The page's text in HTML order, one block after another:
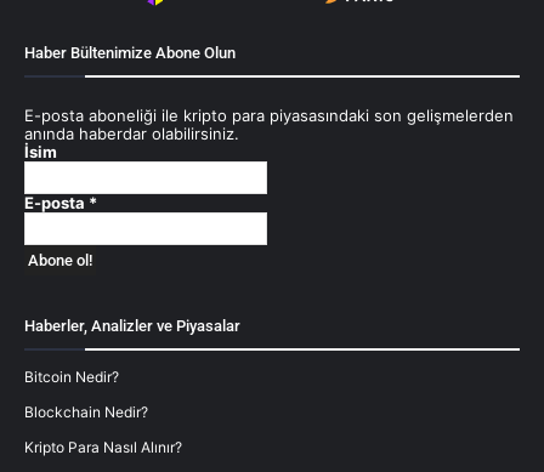
Haber Bültenimize Abone Olun
E-posta aboneliği ile kripto para piyasasındaki son gelişmelerden
anında haberdar olabilirsiniz.
İsim
E-posta *
Haberler, Analizler ve Piyasalar
Bitcoin Nedir?
Blockchain Nedir?
Kripto Para Nasıl Alınır?